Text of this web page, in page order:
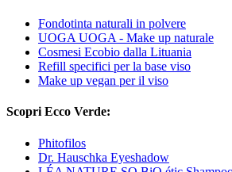
Fondotinta naturali in polvere
UOGA UOGA - Make up naturale
Cosmesi Ecobio dalla Lituania
Refill specifici per la base viso
Make up vegan per il viso
Scopri Ecco Verde:
Phitofilos
Dr. Hauschka Eyeshadow